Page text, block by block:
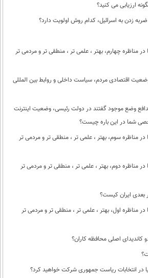
ارزیابی می کنید؟
ضربه زدن به اسرائیل، کدام روش اولویت دارد؟
مناظره چهارم، بهتر ، علمی تر ، منطقی تر و مردمی تر
این 2 دولت ، وضعیت اقتصادی مردم، سیاست داخلی و روابط بین المللی
وضع موجود گفتند در دولت رئیسی، وضعیت اینترنت
شما در این باره چیست؟
در مناظره سوم، بهتر ، علمی تر ، منطقی تر و مردمی تر
مناظره دوم، بهتر ، علمی تر ، منطقی تر و مردمی تر
بعدی ایران کیست؟
مناظره اول، بهتر ، علمی تر ، منطقی تر و مردمی تر
کاندیدای اصلی محافظه کاران؟
در انتخابات ریاست جمهوری شرکت خواهید کرد؟